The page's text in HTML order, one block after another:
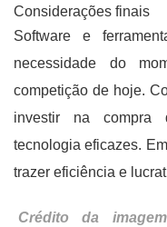
Considerações finais
Software e
necessidade do
competição de hoje.
investir na compra
tecnologia eficazes.
trazer eficiência e
Crédito da